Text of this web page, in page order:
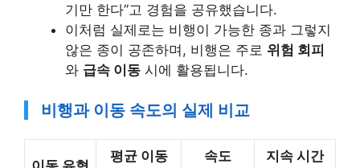
기만 한다”고 경험을 공유했습니다.
이처럼 실제로는 비행이 가능한 종과 그렇지
않은 종이 공존하며, 비행은 주로 위험 회피
와 급속 이동 시에 활용됩니다.
비행과 이동 속도의 실제 비교
평균 이동 속도 지속 시간